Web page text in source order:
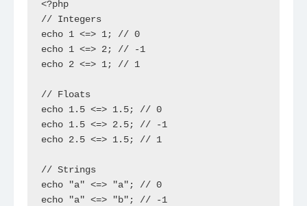
<?php
// Integers
echo 1 <=> 1; // 0
echo 1 <=> 2; // -1
echo 2 <=> 1; // 1
// Floats
echo 1.5 <=> 1.5; // 0
echo 1.5 <=> 2.5; // -1
echo 2.5 <=> 1.5; // 1
// Strings
echo "a" <=> "a"; // 0
echo "a" <=> "b"; // -1